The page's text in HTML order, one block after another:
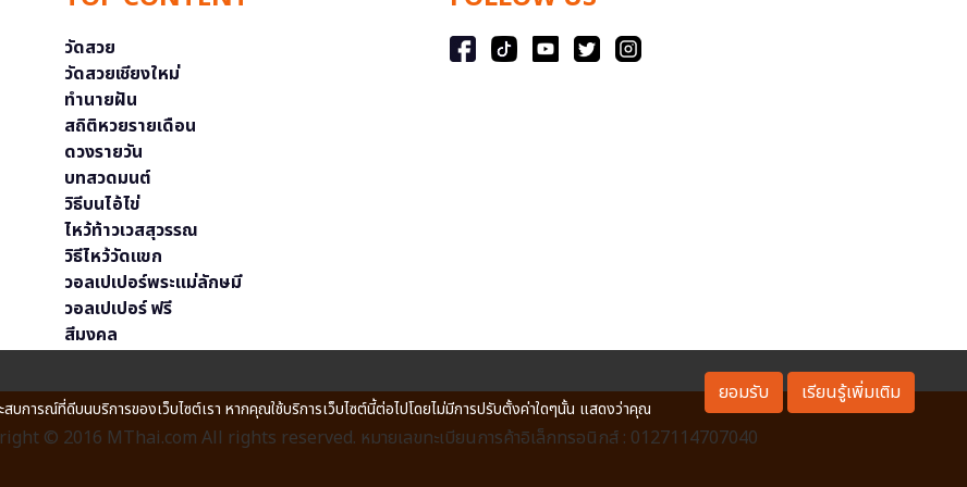
วัดสวย
วัดสวยเชียงใหม่
ทำนายฝัน
สถิติหวยรายเดือน
ดวงรายวัน
บทสวดมนต์
วิธีบนไอ้ไข่
ไหว้ท้าวเวสสุวรรณ
วิธีไหว้วัดแขก
วอลเปเปอร์พระแม่ลักษมี
วอลเปเปอร์ ฟรี
สีมงคล
© 2016 MThai.com All rights reserved. หมายเลขทะเบียนการค้าอิเล็กทรอนิกส์ : 0127114707040
การณ์ที่ดีบนบริการของเว็บไซต์เรา หากคุณใช้บริการเว็บไซต์นี้ต่อไปโดยไม่มีการปรับตั้งค่าใดๆนั้น แสดงว่าคุณ
ยอมรับ เรียนรู้เพิ่มเติม